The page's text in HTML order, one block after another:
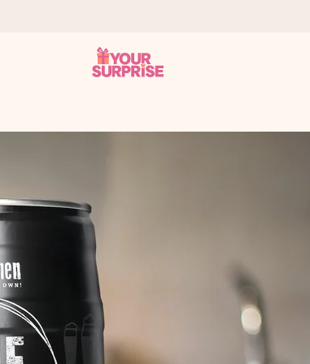
ge den i precis rätt tid, när det betyder som mest.
ett meddelande som verkligen berör hennes hjärta.